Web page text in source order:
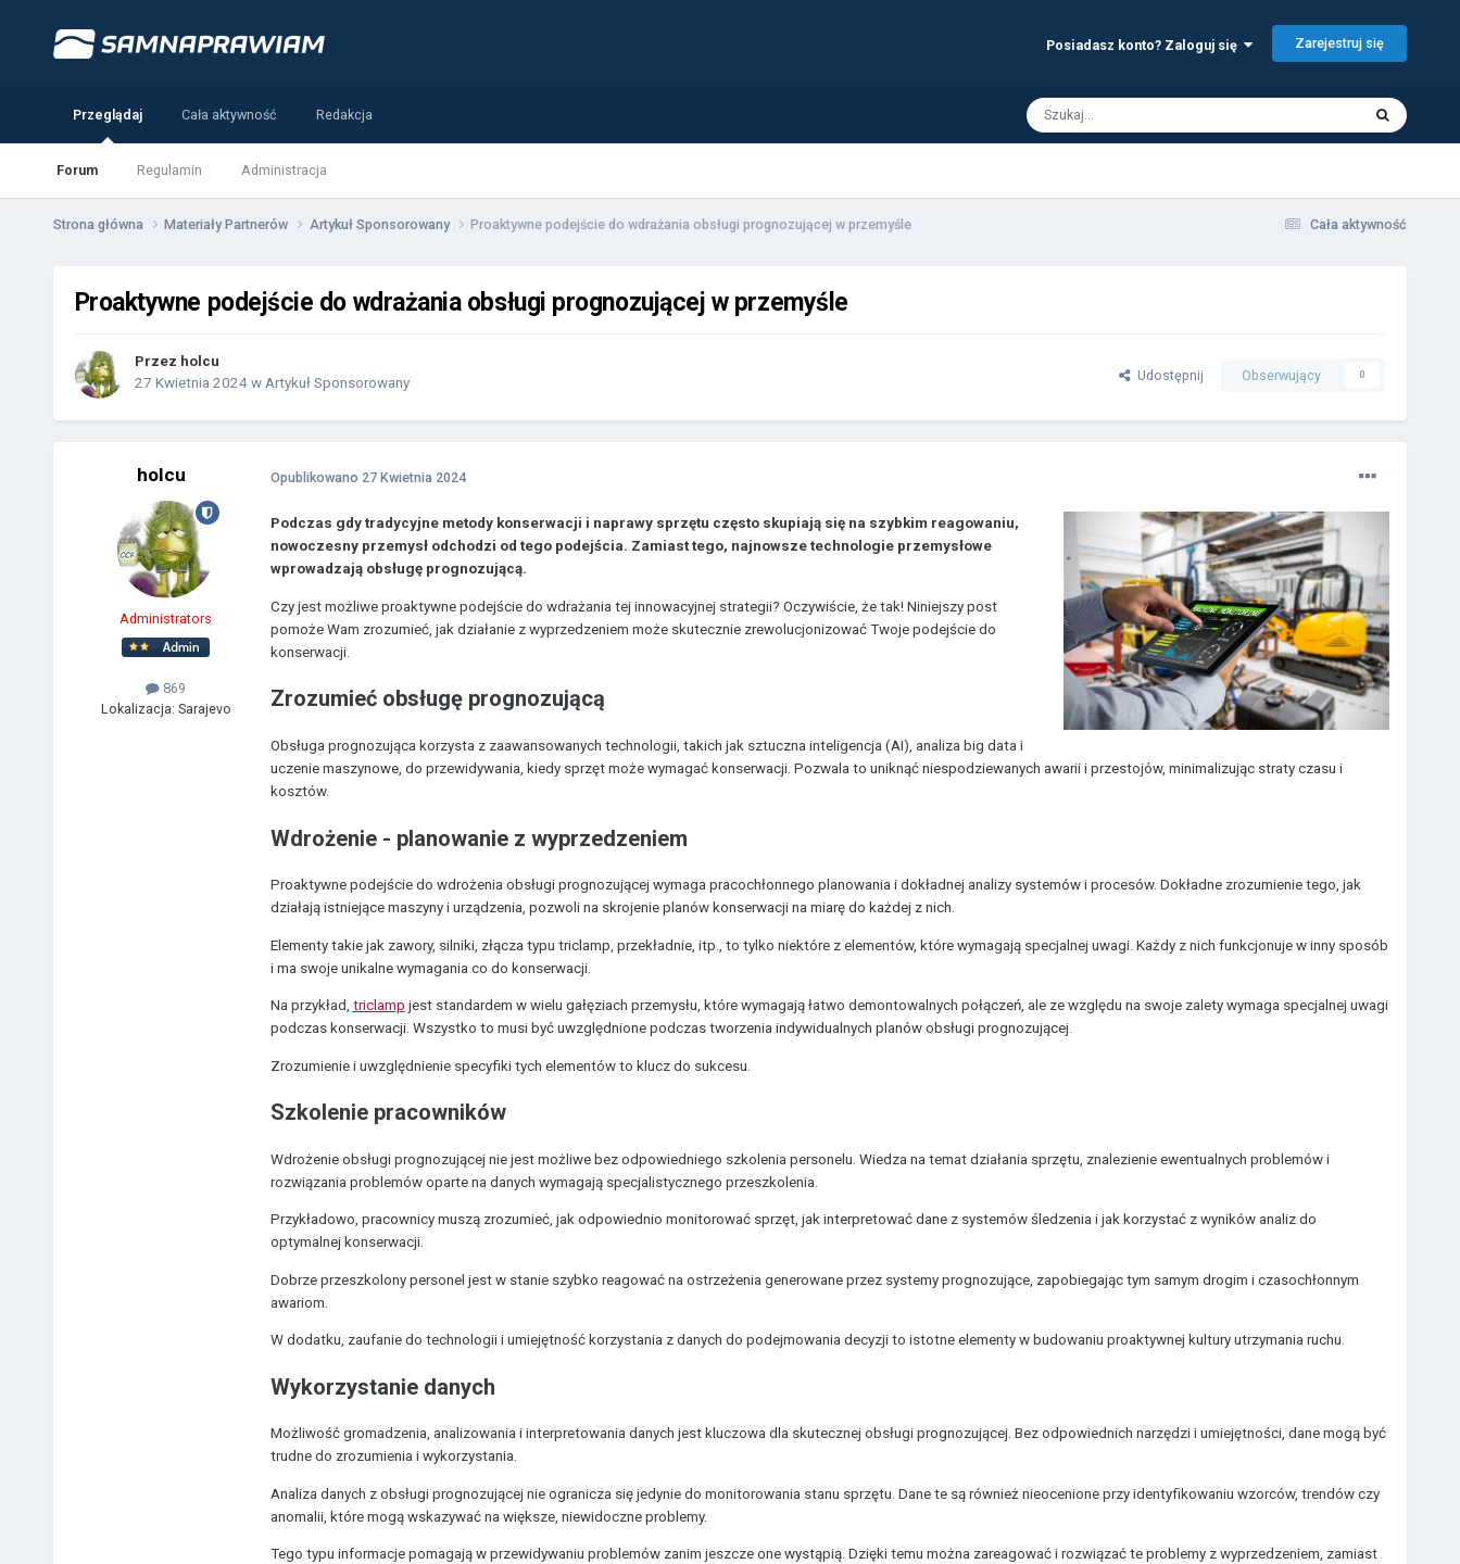
Posiadasz konto? Zaloguj się Zarejestruj się
Przeglądaj
Forum Regulamin Administracja
Cała aktywność Redakcja
Cała aktywność
Strona główna Materiały Partnerów Artykuł Sponsorowany Proaktywne podejście do wdrażania obsługi prognozującej w przemyśle
Proaktywne podejście do wdrażania obsługi prognozującej w przemyśle
Przez holcu
27 Kwietnia 2024w Artykuł Sponsorowany Udostępnij Obserwujący 0
holcu
Administrators
869
Lokalizacja: Sarajevo
Opublikowano 27 Kwietnia 2024
Podczas gdy tradycyjne metody konserwacji i naprawy sprzętu często skupiają się na szybkim reagowaniu,
nowoczesny przemysł odchodzi od tego podejścia. Zamiast tego, najnowsze technologie przemysłowe
wprowadzają obsługę prognozującą.
Czy jest możliwe proaktywne podejście do wdrażania tej innowacyjnej strategii? Oczywiście, że tak! Niniejszy post
pomoże Wam zrozumieć, jak działanie z wyprzedzeniem może skutecznie zrewolucjonizować Twoje podejście do
konserwacji.
Zrozumieć obsługę prognozującą
Obsługa prognozująca korzysta z zaawansowanych technologii, takich jak sztuczna inteligencja (AI), analiza big data i
uczenie maszynowe, do przewidywania, kiedy sprzęt może wymagać konserwacji. Pozwala to uniknąć niespodziewanych awarii i przestojów, minimalizując straty czasu i
kosztów.
Wdrożenie - planowanie z wyprzedzeniem
Proaktywne podejście do wdrożenia obsługi prognozującej wymaga pracochłonnego planowania i dokładnej analizy systemów i procesów. Dokładne zrozumienie tego, jak
działają istniejące maszyny i urządzenia, pozwoli na skrojenie planów konserwacji na miarę do każdej z nich.
Elementy takie jak zawory, silniki, złącza typu triclamp, przekładnie, itp., to tylko niektóre z elementów, które wymagają specjalnej uwagi. Każdy z nich funkcjonuje w inny sposób
i ma swoje unikalne wymagania co do konserwacji.
Na przykład, triclamp jest standardem w wielu gałęziach przemysłu, które wymagają łatwo demontowalnych połączeń, ale ze względu na swoje zalety wymaga specjalnej uwagi
podczas konserwacji. Wszystko to musi być uwzględnione podczas tworzenia indywidualnych planów obsługi prognozującej.
Zrozumienie i uwzględnienie specyfiki tych elementów to klucz do sukcesu.
Szkolenie pracowników
Wdrożenie obsługi prognozującej nie jest możliwe bez odpowiedniego szkolenia personelu. Wiedza na temat działania sprzętu, znalezienie ewentualnych problemów i
rozwiązania problemów oparte na danych wymagają specjalistycznego przeszkolenia.
Przykładowo, pracownicy muszą zrozumieć, jak odpowiednio monitorować sprzęt, jak interpretować dane z systemów śledzenia i jak korzystać z wyników analiz do
optymalnej konserwacji.
Dobrze przeszkolony personel jest w stanie szybko reagować na ostrzeżenia generowane przez systemy prognozujące, zapobiegając tym samym drogim i czasochłonnym
awariom.
W dodatku, zaufanie do technologii i umiejętność korzystania z danych do podejmowania decyzji to istotne elementy w budowaniu proaktywnej kultury utrzymania ruchu.
Wykorzystanie danych
Możliwość gromadzenia, analizowania i interpretowania danych jest kluczowa dla skutecznej obsługi prognozującej. Bez odpowiednich narzędzi i umiejętności, dane mogą być
trudne do zrozumienia i wykorzystania.
Analiza danych z obsługi prognozującej nie ogranicza się jedynie do monitorowania stanu sprzętu. Dane te są również nieocenione przy identyfikowaniu wzorców, trendów czy
anomalii, które mogą wskazywać na większe, niewidoczne problemy.
Tego typu informacje pomagają w przewidywaniu problemów zanim jeszcze one wystąpią. Dzięki temu można zareagować i rozwiązać te problemy z wyprzedzeniem, zamiast